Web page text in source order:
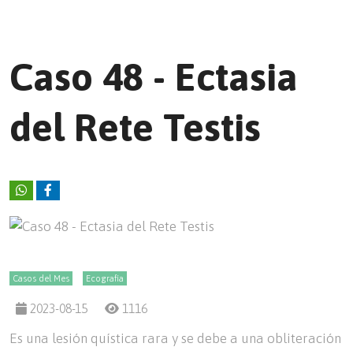
Caso 48 - Ectasia
del Rete Testis
Casos del Mes Ecografía
2023-08-15 1116
Es una lesión quística rara y se debe a una obliteración